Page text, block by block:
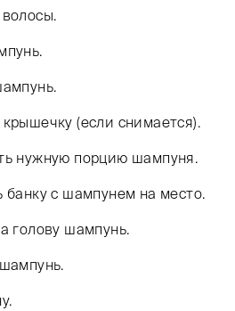
(если снимается).
нужную порцию шампуня.
банку с шампунем на место.
голову шампунь.